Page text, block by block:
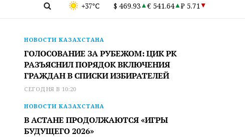
+37°C $ 469.93 € 541.64 ₽ 5.71
НОВОСТИ КАЗАХСТАНА
ГОЛОСОВАНИЕ ЗА РУБЕЖОМ: ЦИК РК
РАЗЪЯСНИЛ ПОРЯДОК ВКЛЮЧЕНИЯ
ГРАЖДАН В СПИСКИ ИЗБИРАТЕЛЕЙ
СЕГОДНЯ В 10:20
НОВОСТИ КАЗАХСТАНА
В АСТАНЕ ПРОДОЛЖАЮТСЯ «ИГРЫ
БУДУЩЕГО 2026»